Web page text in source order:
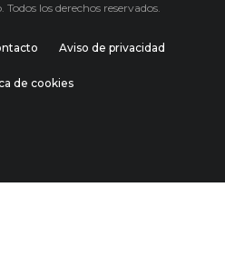
los derechos reservados.
Aviso de privacidad
de cookies